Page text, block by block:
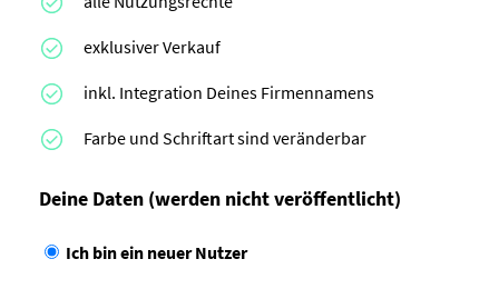
exklusiver Verkauf
inkl. Integration Deines Firmennamens
Farbe und Schriftart sind veränderbar
Deine Daten (werden nicht veröffentlicht)
Ich bin ein neuer Nutzer